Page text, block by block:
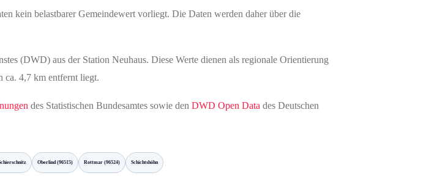
kein belastbarer Gemeindewert vorliegt. Die Daten werden daher über die
(DWD) aus der Station Neuhaus. Diese Werte dienen als regionale Orientierung
ca. 4,7 km entfernt liegt.
des Statistischen Bundesamtes sowie den DWD Open Data des Deutschen
Oberlind (96515) Rottmar (96524) Schichtshöhn